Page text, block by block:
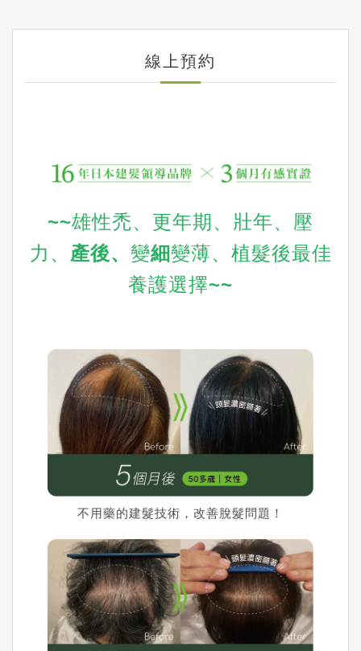
線上預約
~~雄性禿、更年期、壯年、壓
力、 產後、 變細變薄、植髮後最佳
養護選擇~~
不用藥的建髮技術，改善脫髮問題！